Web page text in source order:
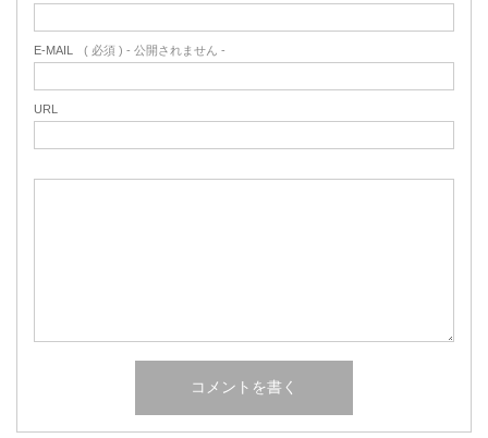
E-MAIL ( 必須 ) - 公開されません -
URL